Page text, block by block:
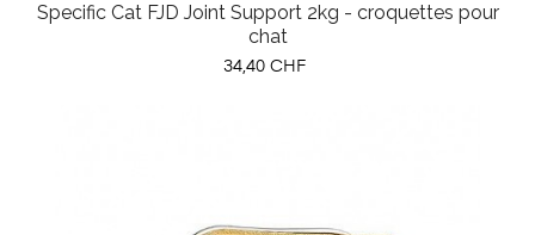
Specific Cat FJD Joint Support 2kg - croquettes pour
chat
Prix
34,40 CHF